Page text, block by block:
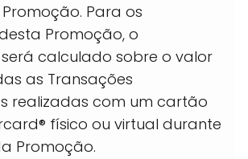
Para os
Promoção, o
será calculado sobre o valor
as Transações
realizadas com um cartão
físico ou virtual durante
Promoção.